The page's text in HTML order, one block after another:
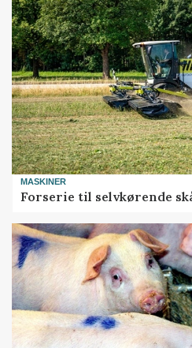
MASKINER
Forserie til selvkørende